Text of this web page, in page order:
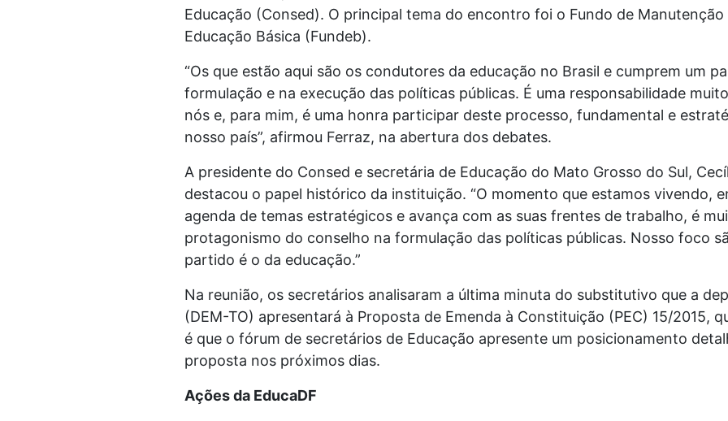
Educação (Consed). O principal tema do encontro foi o Fundo de
Educação Básica (Fundeb).
“Os que estão aqui são os condutores da educação no Brasil e cumprem um
formulação e na execução das políticas públicas. É uma responsabilidade
nós e, para mim, é uma honra participar deste processo, fundamental e
nosso país”, afirmou Ferraz, na abertura dos debates.
A presidente do Consed e secretária de Educação do Mato Grosso do Sul,
destacou o papel histórico da instituição. “O momento que estamos vivendo,
agenda de temas estratégicos e avança com as suas frentes de trabalho, é
protagonismo do conselho na formulação das políticas públicas. Nosso foco
partido é o da educação.”
Na reunião, os secretários analisaram a última minuta do substitutivo que a
(DEM-TO) apresentará à Proposta de Emenda à Constituição (PEC) 15/2015,
é que o fórum de secretários de Educação apresente um posicionamento
proposta nos próximos dias.
Ações da EducaDF